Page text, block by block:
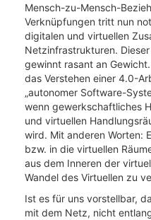
Mensch-zu-Mensch-
Verknüpfungen tritt nun
digitalen und virtuellen
Netzinfrastrukturen.
gewinnt rasant an
das Verstehen einer 4.0-
„autonomer Software-
wenn gewerkschaftliches
und virtuellen
wird. Mit anderen Worten:
bzw. in die virtuellen
aus dem Inneren der
Wandel des Virtuellen zu
Ist es für uns vorstellbar,
mit dem Netz, nicht